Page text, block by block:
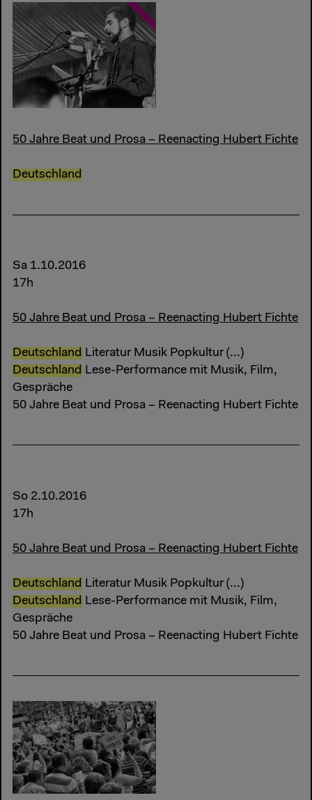
50 Jahre Beat und Prosa – Reenacting Hubert Fichte
Deutschland
Sa 1.10.2016
17h
50 Jahre Beat und Prosa – Reenacting Hubert Fichte
Deutschland Literatur Musik Popkultur (...)
Deutschland Lese-Performance mit Musik, Film,
Gespräche
50 Jahre Beat und Prosa – Reenacting Hubert Fichte
So 2.10.2016
17h
50 Jahre Beat und Prosa – Reenacting Hubert Fichte
Deutschland Literatur Musik Popkultur (...)
Deutschland Lese-Performance mit Musik, Film,
Gespräche
50 Jahre Beat und Prosa – Reenacting Hubert Fichte